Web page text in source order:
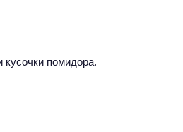
кусочки помидора.